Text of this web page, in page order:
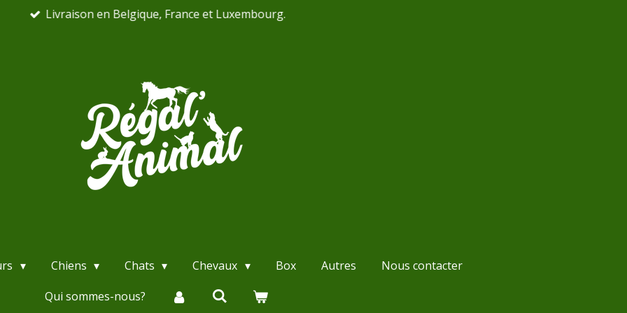
Livraison en Belgique, France et Luxembourg.
Chiens Chats Chevaux Box Autres
Nous contacter
Qui sommes-nous?